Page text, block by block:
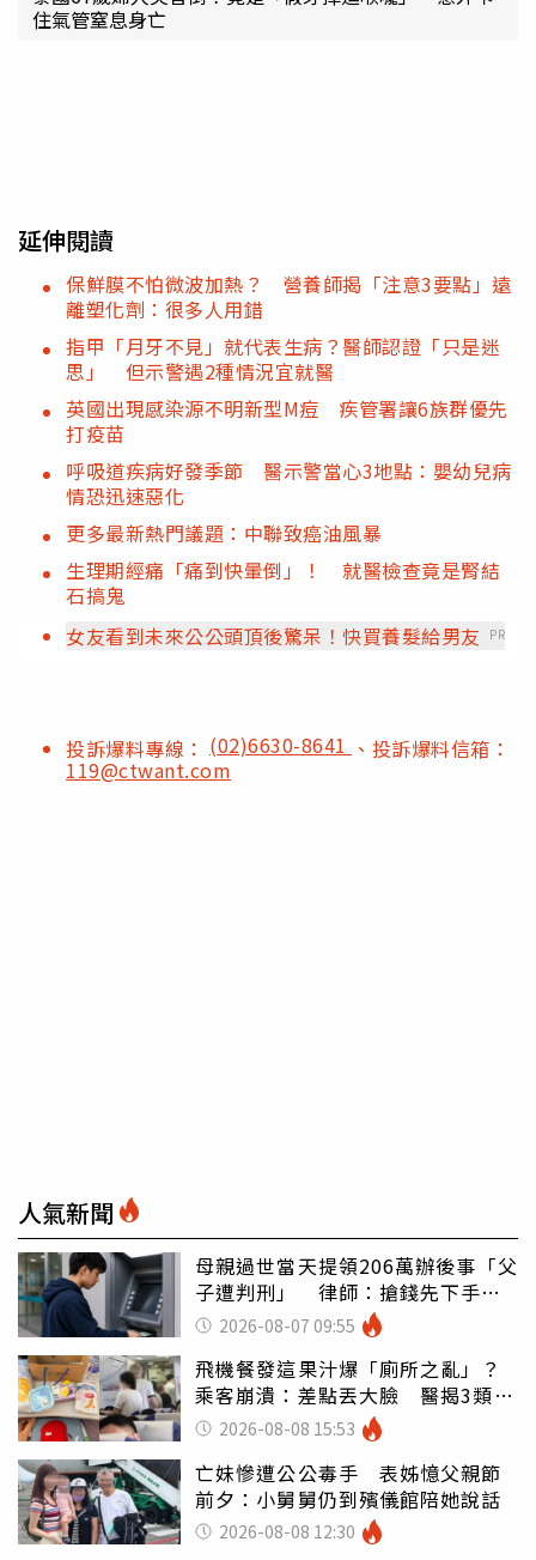
住氣管窒息身亡
延伸閱讀
保鮮膜不怕微波加熱？ 營養師揭「注意3要點」遠
離塑化劑：很多人用錯
指甲「月牙不見」就代表生病？醫師認證「只是迷
思」 但示警遇2種情況宜就醫
英國出現感染源不明新型M痘 疾管署讓6族群優先
打疫苗
呼吸道疾病好發季節 醫示警當心3地點：嬰幼兒病
情恐迅速惡化
更多最新熱門議題：中聯致癌油風暴
生理期經痛「痛到快暈倒」！ 就醫檢查竟是腎結
石搞鬼
女友看到未來公公頭頂後驚呆！快買養髮給男友
PR
投訴爆料專線： (02)6630-8641 、投訴爆料信箱：
119@ctwant.com
人氣新聞
母親過世當天提領206萬辦後事「父
子遭判刑」 律師：搶錢先下手是
罪 2026-08-07 09:55
飛機餐發這果汁爆「廁所之亂」？
乘客崩潰：差點丟大臉 醫揭3類人
別亂喝
2026-08-08 15:53
亡妹慘遭公公毒手 表姊憶父親節
前夕：小舅舅仍到殯儀館陪她說話
2026-08-08 12:30